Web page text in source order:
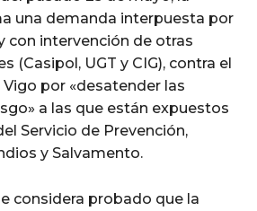
una demanda interpuesta por
con intervención de otras
(Casipol, UGT y CIG), contra el
por «desatender las
a las que están expuestos
Servicio de Prevención,
y Salvamento.
considera probado que la